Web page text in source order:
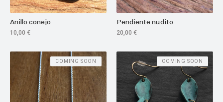
Anillo conejo
10,00 €
Pendiente nudito
20,00 €
COMING SOON COMING SOON